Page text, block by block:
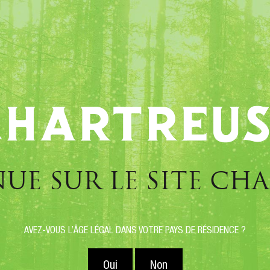
SUR LE SITE
AVEZ-VOUS L’ÂGE LÉGAL DANS VOTRE PAYS DE RÉSIDENCE ?
Oui Non
SOINS HISTOIRE SITES TOURISTIQUES
"atelier
À VOIRON